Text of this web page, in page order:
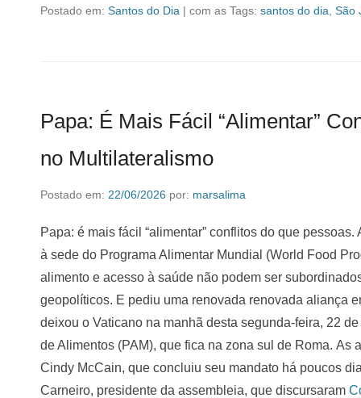
Postado em: Santos do Dia | com as Tags: santos do dia São
Papa: É Mais Fácil “Alimentar”
no Multilateralismo
Postado em: 22/06/2026 por: marsalima
Papa: é mais fácil “alimentar” conflitos do que
à sede do Programa Alimentar Mundial (World Food
alimento e acesso à saúde não podem ser
geopolíticos. E pediu uma renovada renovada aliança
deixou o Vaticano na manhã desta segunda-feira, 22
de Alimentos (PAM), que fica na zona sul de Roma. As
Cindy McCain, que concluiu seu mandato há poucos
Carneiro, presidente da assembleia, que discursaram